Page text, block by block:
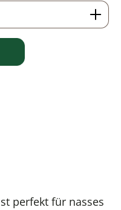
Wert ein
perfekt für nasses